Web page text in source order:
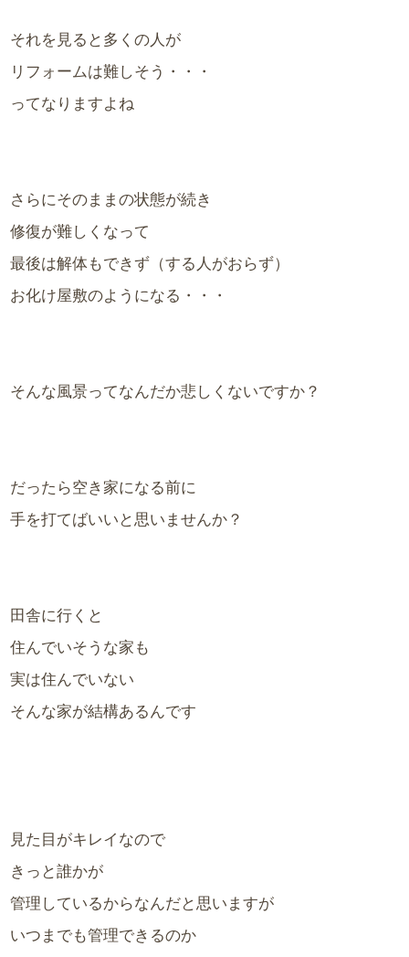
それを見ると多くの人が
リフォームは難しそう・・・
ってなりますよね
さらにそのままの状態が続き
修復が難しくなって
最後は解体もできず（する人がおらず）
お化け屋敷のようになる・・・
そんな風景ってなんだか悲しくないですか？
だったら空き家になる前に
手を打てばいいと思いませんか？
田舎に行くと
住んでいそうな家も
実は住んでいない
そんな家が結構あるんです
見た目がキレイなので
きっと誰かが
管理しているからなんだと思いますが
いつまでも管理できるのか